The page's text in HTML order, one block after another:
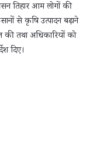
तिहार आम लोगों की
से कृषि उत्पादन बढ़ाने
तथा अधिकारियों को
दिए।